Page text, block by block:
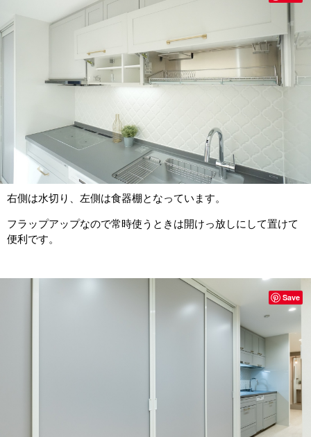
右側は水切り、左側は食器棚となっています。
フラップアップなので常時使うときは開けっ放しにして置けて
便利です。
Save